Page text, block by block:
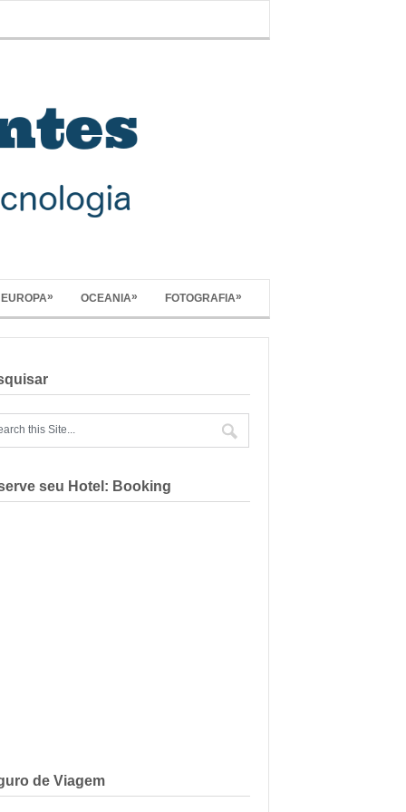
EUROPA» OCEANIA» FOTOGRAFIA»
seu Hotel: Booking
de Viagem